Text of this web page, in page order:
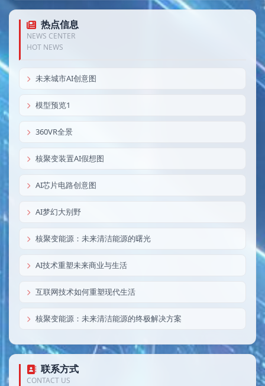
热点信息
NEWS CENTER
HOT NEWS
未来城市AI创意图
模型预览1
360VR全景
核聚变装置AI假想图
AI芯片电路创意图
AI梦幻大别野
核聚变能源：未来清洁能源的曙光
AI技术重塑未来商业与生活
互联网技术如何重塑现代生活
核聚变能源：未来清洁能源的终极解决方案
联系方式
CONTACT US